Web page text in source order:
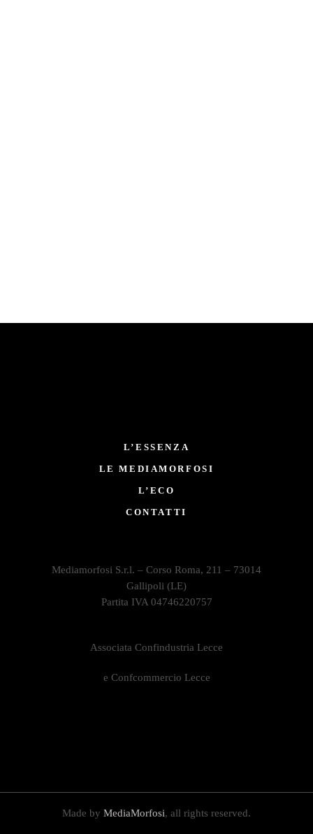
L’ESSENZA
LE MEDIAMORFOSI
L’ECO
CONTATTI
Mediamorfosi S.r.l. – Corso Roma, 211 – 73014
Gallipoli (LE)
Partita IVA 04746220757
Associata Confindustria Lecce
e Confcommercio Lecce
Made by MediaMorfosi, all rights reserved.